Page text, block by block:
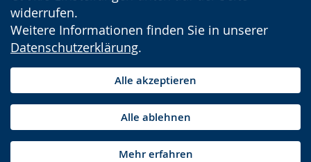
widerrufen.
Weitere Informationen finden Sie in unserer
Datenschutzerklärung.
Alle akzeptieren
Alle ablehnen
Mehr erfahren